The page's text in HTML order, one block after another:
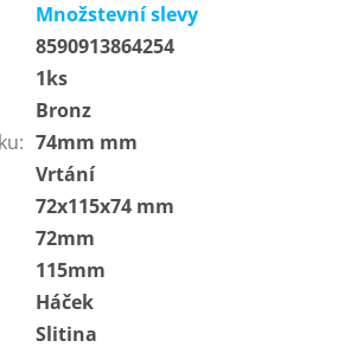
Množstevní slevy
8590913864254
1ks
Bronz
: 74mm mm
Vrtání
72x115x74 mm
72mm
115mm
Háček
Slitina